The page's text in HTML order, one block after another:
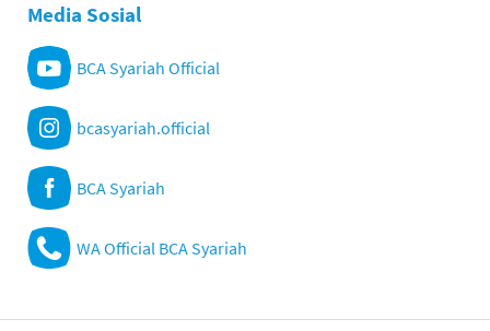
Media Sosial
BCA Syariah Official
bcasyariah.official
BCA Syariah
WA Official BCA Syariah